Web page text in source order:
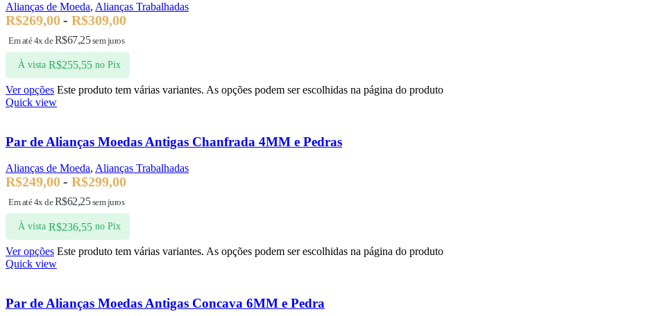
Alianças de Moeda, Alianças Trabalhadas
R$269,00- R$309,00
Em até 4x deR$67,25sem juros
À vista R$255,55 no Pix
Ver opções Este produto tem várias variantes. As opções podem ser escolhidas na página do produto
Quick view
Par de Alianças Moedas Antigas Chanfrada 4MM e Pedras
Alianças de Moeda, Alianças Trabalhadas
R$249,00- R$299,00
Em até 4x deR$62,25sem juros
À vista R$236,55 no Pix
Ver opções Este produto tem várias variantes. As opções podem ser escolhidas na página do produto
Quick view
Par de Alianças Moedas Antigas Concava 6MM e Pedra